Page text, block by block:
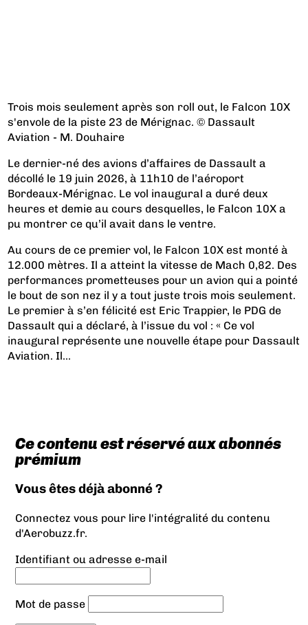
Trois mois seulement après son roll out, le Falcon 10X
s'envole de la piste 23 de Mérignac. © Dassault
Aviation - M. Douhaire
Le dernier-né des avions d’affaires de Dassault a
décollé le 19 juin 2026, à 11h10 de l’aéroport
Bordeaux-Mérignac. Le vol inaugural a duré deux
heures et demie au cours desquelles, le Falcon 10X a
pu montrer ce qu’il avait dans le ventre.
Au cours de ce premier vol, le Falcon 10X est monté à
12.000 mètres. Il a atteint la vitesse de Mach 0,82. Des
performances prometteuses pour un avion qui a pointé
le bout de son nez il y a tout juste trois mois seulement.
Le premier à s’en félicité est Eric Trappier, le PDG de
Dassault qui a déclaré, à l’issue du vol : « Ce vol
inaugural représente une nouvelle étape pour Dassault
Aviation. Il...
Ce contenu est réservé aux abonnés
prémium
Vous êtes déjà abonné ?
Connectez vous pour lire l'intégralité du contenu
d'Aerobuzz.fr.
Identifiant ou adresse e-mail
Mot de passe